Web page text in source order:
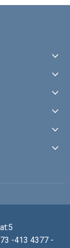
-413 4377 -